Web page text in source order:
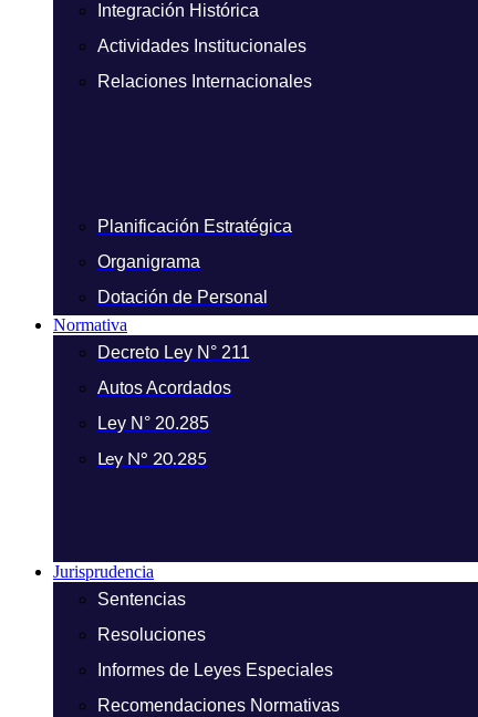
Integración Histórica
Actividades Institucionales
Relaciones Internacionales
Planificación Estratégica
Organigrama
Dotación de Personal
Normativa
Decreto Ley N° 211
Autos Acordados
Ley N° 20.285
Ley N° 20.285
Jurisprudencia
Sentencias
Resoluciones
Informes de Leyes Especiales
Recomendaciones Normativas